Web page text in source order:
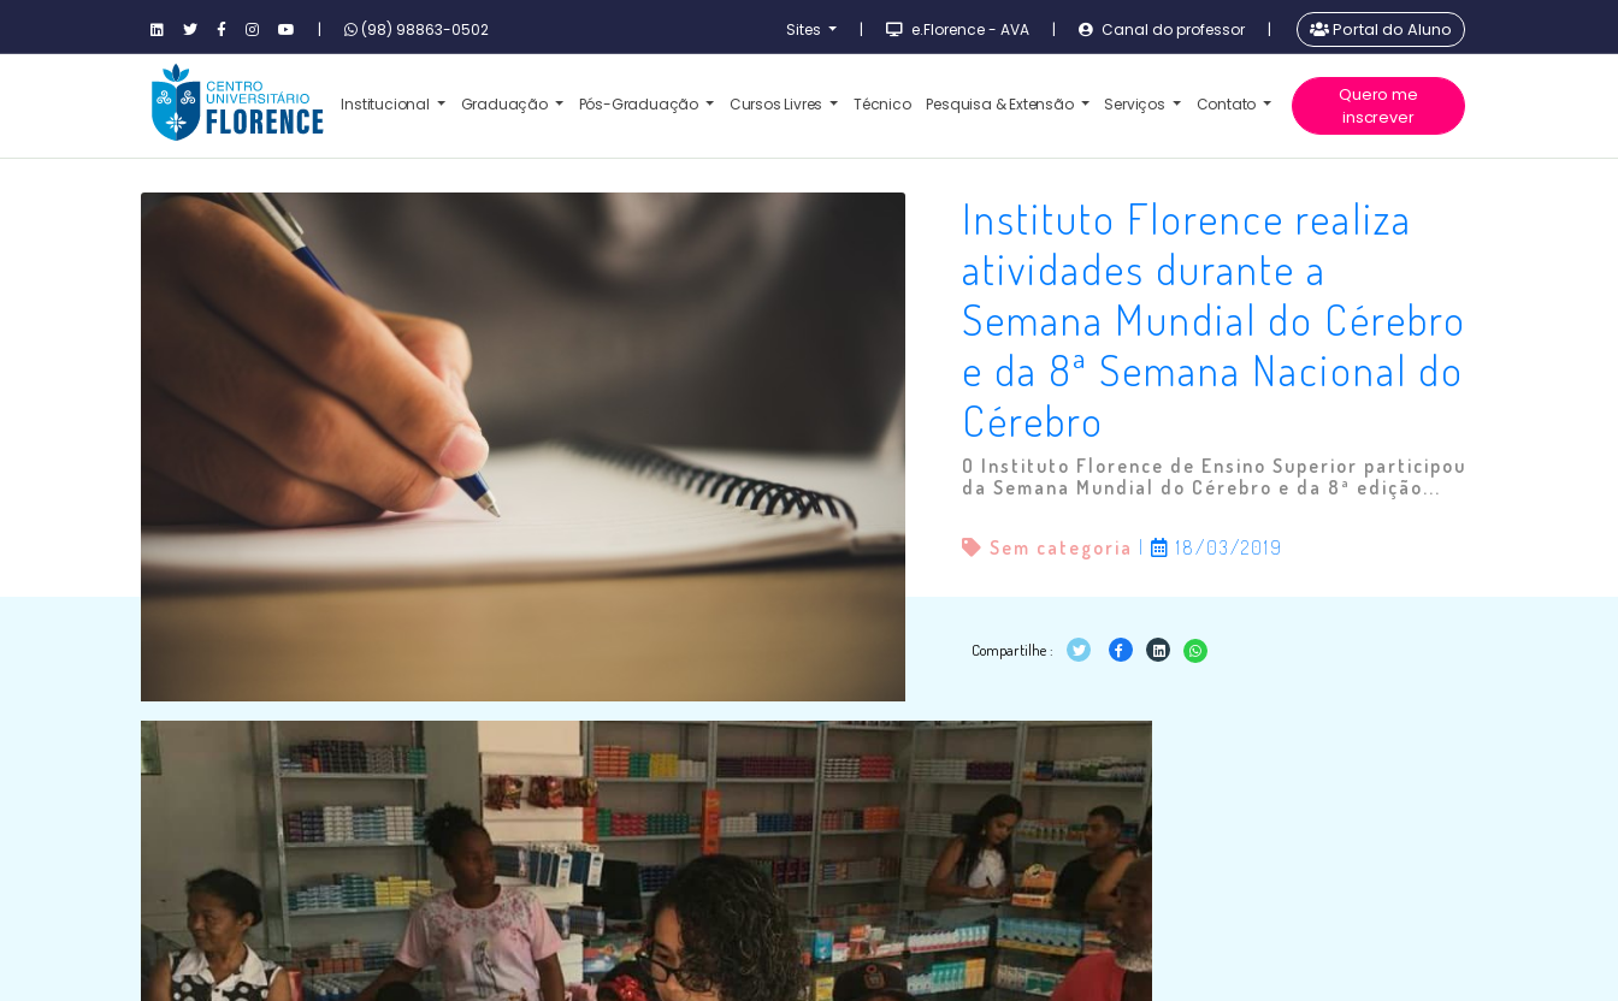
| (98) 98863-0502 Sites | e.Florence - AVA | Canal do professor | Portal do Aluno
Institucional Graduação Pós-Graduação Cursos Livres Técnico Pesquisa & Extensão Serviços Contato
Quero me
inscrever
Instituto Florence realiza
atividades durante a
Semana Mundial do Cérebro
e da 8ª Semana Nacional do
Cérebro
O Instituto Florence de Ensino Superior participou
da Semana Mundial do Cérebro e da 8ª edição...
Sem categoria 18/03/2019
Compartilhe :